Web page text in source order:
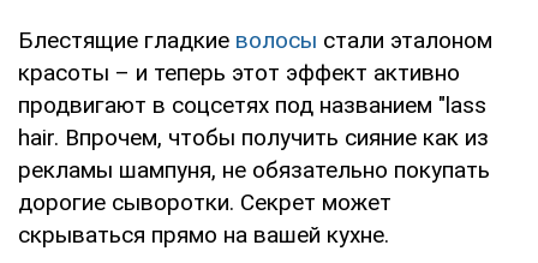
Блестящие гладкие волосы стали эталоном
красоты – и теперь этот эффект активно
продвигают в соцсетях под названием "lass
hair. Впрочем, чтобы получить сияние как из
рекламы шампуня, не обязательно покупать
дорогие сыворотки. Секрет может
скрываться прямо на вашей кухне.